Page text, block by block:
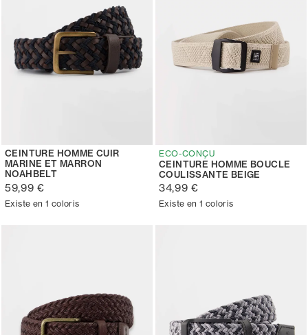
CEINTURE HOMME CUIR
MARINE ET MARRON
NOAHBELT
59,99 €
Existe en 1 coloris
ECO-CONÇU
CEINTURE HOMME BOUCLE
COULISSANTE BEIGE
34,99 €
Existe en 1 coloris